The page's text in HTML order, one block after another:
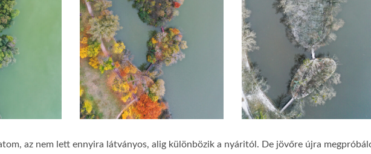
az nem lett ennyira látványos, alig különbözik a nyáritól. De jövőre újra